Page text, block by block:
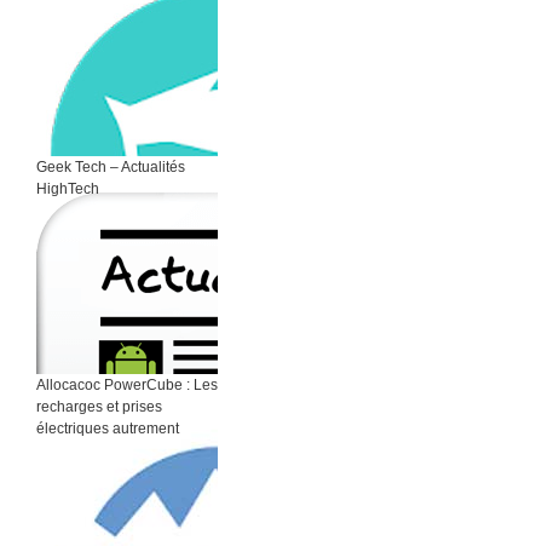
Geek Tech – Actualités
HighTech
Allocacoc PowerCube : Les
recharges et prises
électriques autrement